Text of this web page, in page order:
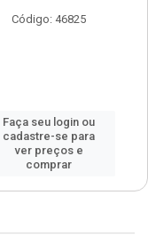
Código: 46825
Faça seu login ou
cadastre-se para
ver preços e
comprar